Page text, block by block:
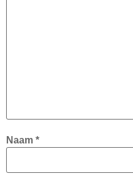
Naam *